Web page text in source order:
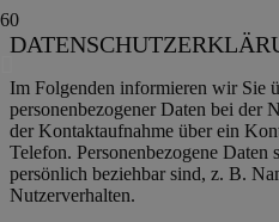
Im Folgenden informieren wir Sie
personenbezogener Daten bei der
der Kontaktaufnahme über ein
Telefon. Personenbezogene Daten
persönlich beziehbar sind, z. B.
Nutzerverhalten.